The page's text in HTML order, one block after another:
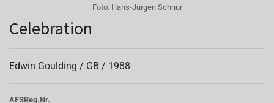
Foto: Hans-Jürgen Schnur
Celebration
Edwin Goulding / GB / 1988
AFSReg.Nr.